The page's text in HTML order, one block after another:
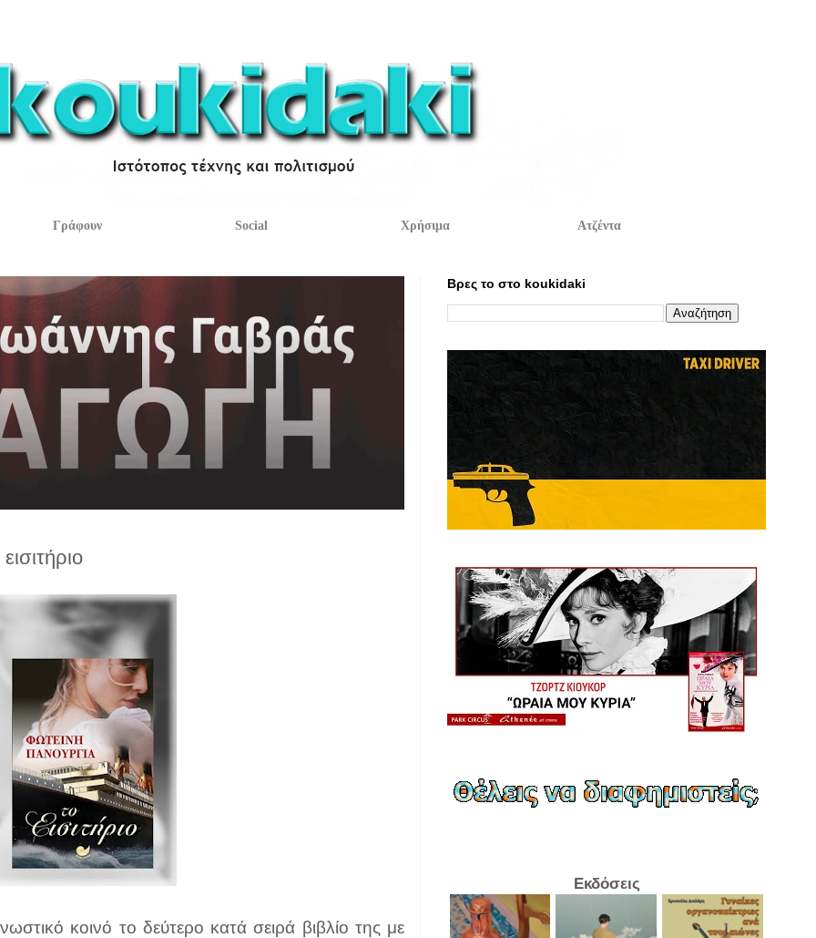
Γράφουν Social Χρήσιμα Ατζέντα
κοινό το δεύτερο κατά σειρά βιβλίο της με
Βρες το στο koukidaki
Εκδόσεις